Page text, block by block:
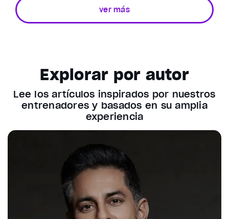
ver más
Explorar por autor
Lee los artículos inspirados por nuestros
entrenadores y basados en su amplia
experiencia